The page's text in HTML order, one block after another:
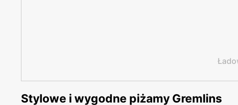
Stylowe i wygodne piżamy Gremlins